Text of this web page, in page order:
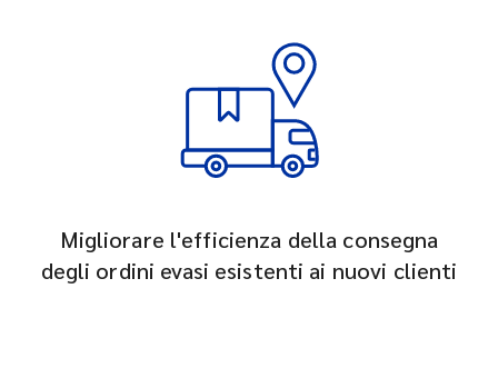
Migliorare l'efficienza della consegna
degli ordini evasi esistenti ai nuovi clienti